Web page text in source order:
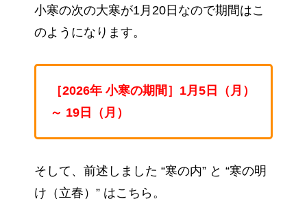
小寒の次の大寒が1月20日なので期間はこ
のようになります。
［2026年 小寒の期間］1月5日（月）
～ 19日（月）
そして、前述しました “寒の内” と “寒の明
け（立春）” はこちら。